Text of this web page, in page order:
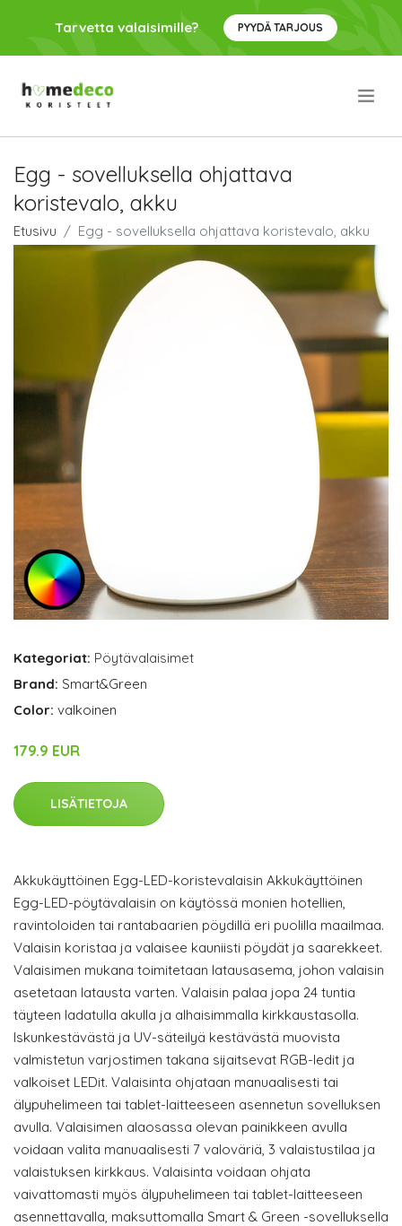
Tarvetta valaisimille? PYYDÄ TARJOUS
Egg - sovelluksella ohjattava
koristevalo, akku
Etusivu Egg - sovelluksella ohjattava koristevalo, akku
Kategoriat: Pöytävalaisimet
Brand: Smart&Green
Color: valkoinen
179.9 EUR
LISÄTIETOJA
Akkukäyttöinen Egg-LED-koristevalaisin Akkukäyttöinen
Egg-LED-pöytävalaisin on käytössä monien hotellien,
ravintoloiden tai rantabaarien pöydillä eri puolilla maailmaa.
Valaisin koristaa ja valaisee kauniisti pöydät ja saarekkeet.
Valaisimen mukana toimitetaan latausasema, johon valaisin
asetetaan latausta varten. Valaisin palaa jopa 24 tuntia
täyteen ladatulla akulla ja alhaisimmalla kirkkaustasolla.
Iskunkestävästä ja UV-säteilyä kestävästä muovista
valmistetun varjostimen takana sijaitsevat RGB-ledit ja
valkoiset LEDit. Valaisinta ohjataan manuaalisesti tai
älypuhelimeen tai tablet-laitteeseen asennetun sovelluksen
avulla. Valaisimen alaosassa olevan painikkeen avulla
voidaan valita manuaalisesti 7 valoväriä, 3 valaistustilaa ja
valaistuksen kirkkaus. Valaisinta voidaan ohjata
vaivattomasti myös älypuhelimeen tai tablet-laitteeseen
asennettavalla, maksuttomalla Smart & Green -sovelluksella